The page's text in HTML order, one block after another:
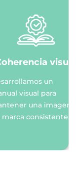
visual
un
visual para
una imagen
marca consistente.